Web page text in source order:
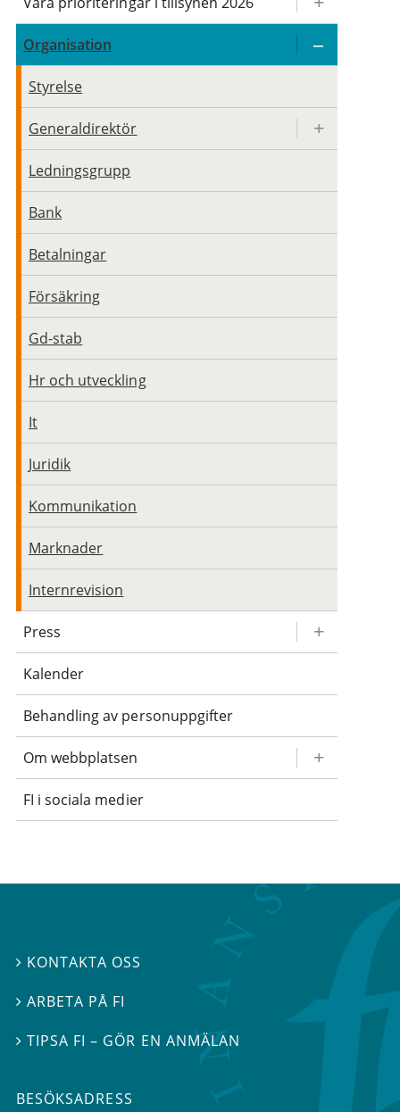
Organisation
Styrelse
Generaldirektör
Ledningsgrupp
Bank
Betalningar
Försäkring
Gd-stab
Hr och utveckling
It
Juridik
Kommunikation
Marknader
Internrevision
Press
Kalender
Behandling av personuppgifter
Om webbplatsen
FI i sociala medier
 KONTAKTA OSS
 ARBETA PÅ FI
TIPSA FI – GÖR EN ANMÄLAN
BESÖKSADRESS